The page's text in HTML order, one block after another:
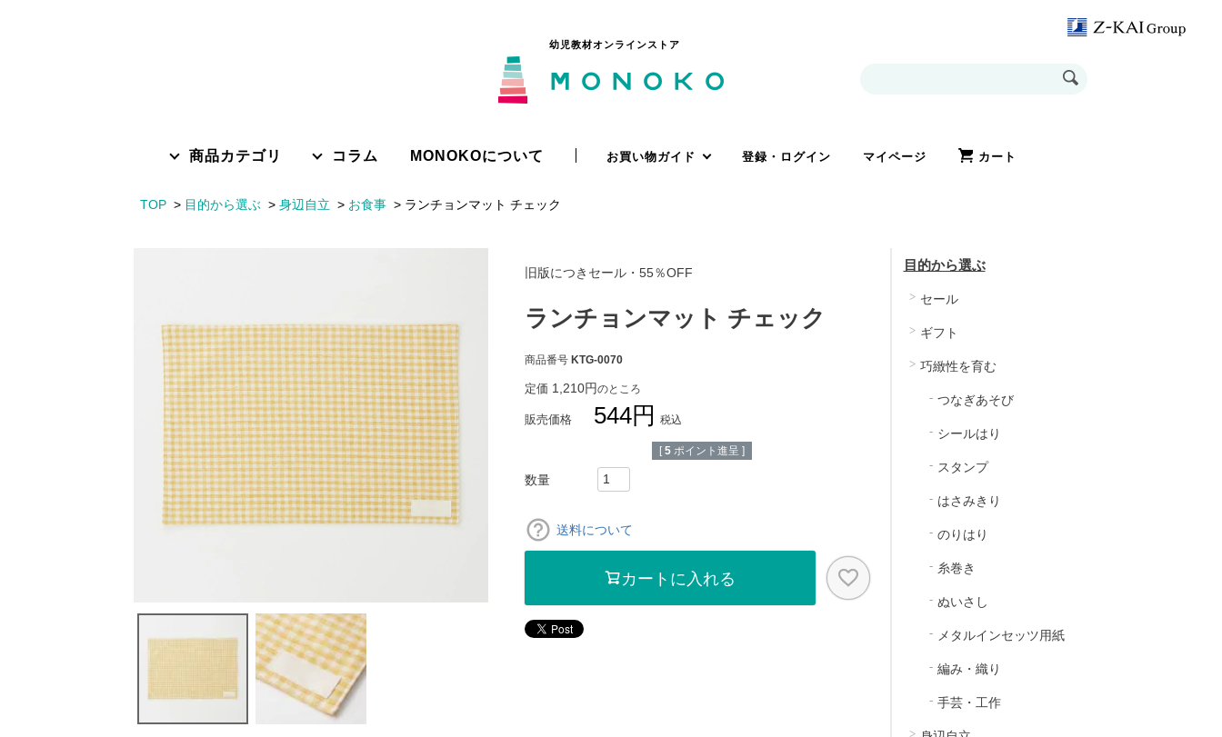
幼児教材オンラインストア
商品カテゴリ コラム MONOKOについて お買い物ガイド 登録・ログイン マイページ カート
TOP 目的から選ぶ 身辺自立 お食事 ランチョンマット チェック
旧版につきセール・55％OFF
ランチョンマット チェック
商品番号 KTG-0070
定価 1,210 のところ
販売価格 544 税込
[ 5 ポイント進呈 ]
送料について
カートに入れる
目的から選ぶ
セール
ギフト
巧緻性を育む
つなぎあそび
シールはり
スタンプ
はさみきり
のりはり
糸巻き
ぬいさし
メタルインセッツ用紙
編み・織り
手芸・工作